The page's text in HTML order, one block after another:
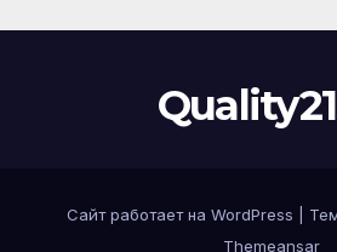
Сайт работает на WordPress
Themeansar